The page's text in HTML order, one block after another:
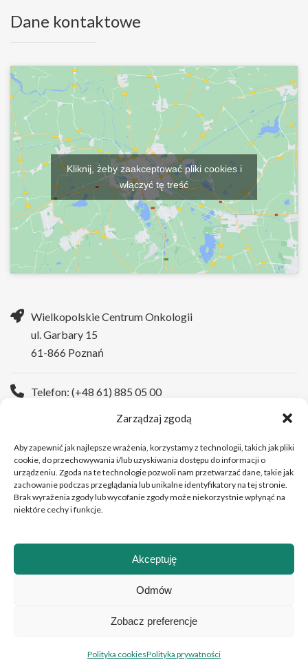
Zarządzaj zgodą
Aby zapewnić jak najlepsze wrażenia, korzystamy z technologii, takich jak pliki
cookie, do przechowywania i/lub uzyskiwania dostępu do informacji o
urządzeniu. Zgoda na te technologie pozwoli nam przetwarzać dane, takie jak
zachowanie podczas przeglądania lub unikalne identyfikatory na tej stronie.
Brak wyrażenia zgody lub wycofanie zgody może niekorzystnie wpłynąć na
niektóre cechy i funkcje.
Akceptuję
Odmów
Zobacz preferencje
Polityka cookiesPolityka prywatności
Dane kontaktowe
Kliknij, żeby zaakceptować pliki cookies i
włączyć tę treść
Wielkopolskie Centrum Onkologii
ul. Garbary 15
61-866 Poznań
Telefon: (+48 61) 885 05 00
Copyright © 2026 Wielkopolskie Centrum Onkologii